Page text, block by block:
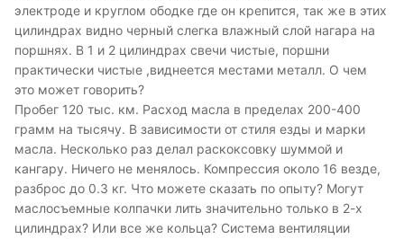
электроде и круглом ободке где он крепится, так же в этих
цилиндрах видно черный слегка влажный слой нагара на
поршнях. В 1 и 2 цилиндрах свечи чистые, поршни
практически чистые ,виднеется местами металл. О чем
это может говорить?
Пробег 120 тыс. км. Расход масла в пределах 200-400
грамм на тысячу. В зависимости от стиля езды и марки
масла. Несколько раз делал раскоксовку шуммой и
кангару. Ничего не менялось. Компрессия около 16 везде,
разброс до 0.3 кг. Что можете сказать по опыту? Могут
маслосъемные колпачки лить значительно только в 2-х
цилиндрах? Или все же кольца? Система вентиляции